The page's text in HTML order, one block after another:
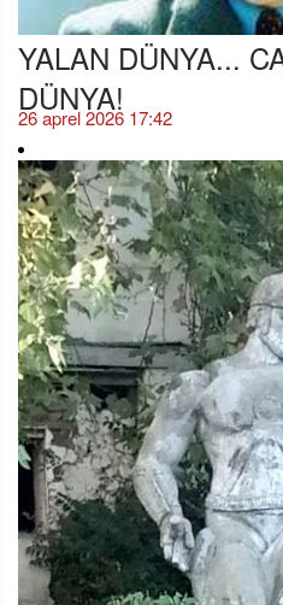
YALAN DÜNYA...
DÜNYA!
26 aprel 2026 17:42